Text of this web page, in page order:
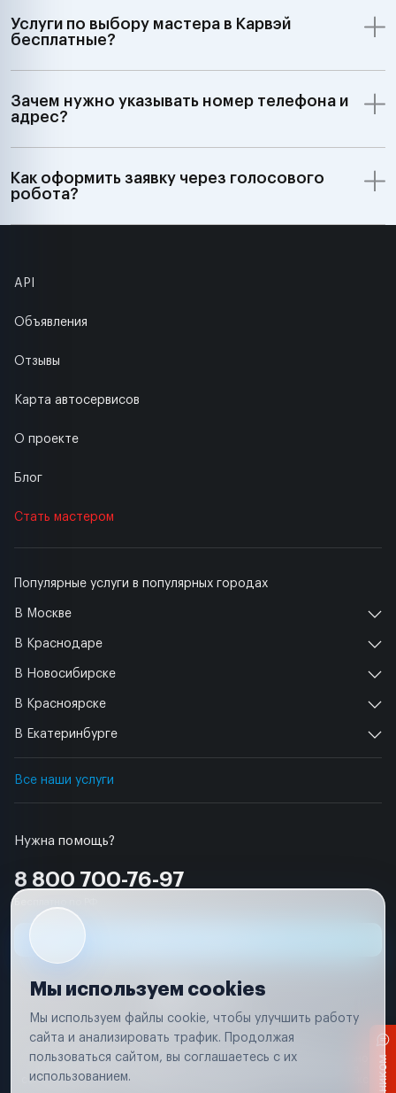
Услуги по выбору мастера в Карвэй
бесплатные?
Зачем нужно указывать номер телефона и
адрес?
Как оформить заявку через голосового
робота?
Нужна помощь?
8 800 700-76-97
Популярные услуги в популярных городах
В Москве
В Краснодаре
В Новосибирске
В Красноярске
В Екатеринбурге
Все наши услуги
API
Объявления
Отзывы
Карта автосервисов
О проекте
Блог
Стать мастером
Условия использования
Удаление аккаунта
Вся информация, представленная на сайте, носит исключительно
соответствии с положениями статьи 437 (п. 2) Гражданского кодекса
Мы используем cookies
Мы используем файлы cookie, чтобы улучшить работу
сайта и анализировать трафик. Продолжая
пользоваться сайтом, вы соглашаетесь с их
использованием.